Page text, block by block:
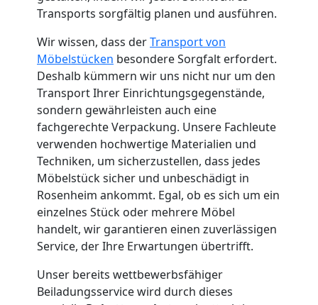
Transports sorgfältig planen und ausführen.
Wir wissen, dass derTransport von
Möbelstücken besondere Sorgfalt erfordert.
Deshalb kümmern wir uns nicht nur um den
Transport Ihrer Einrichtungsgegenstände,
sondern gewährleisten auch eine
fachgerechte Verpackung. Unsere Fachleute
verwenden hochwertige Materialien und
Techniken, um sicherzustellen, dass jedes
Möbelstück sicher und unbeschädigt in
Rosenheim ankommt. Egal, ob es sich um ein
einzelnes Stück oder mehrere Möbel
handelt, wir garantieren einen zuverlässigen
Service, der Ihre Erwartungen übertrifft.
Unser bereits wettbewerbsfähiger
Beiladungsservice wird durch dieses
Küchenumzug
Feldkirch
Umzug
und
Lagerung
Feldkirch
Full-